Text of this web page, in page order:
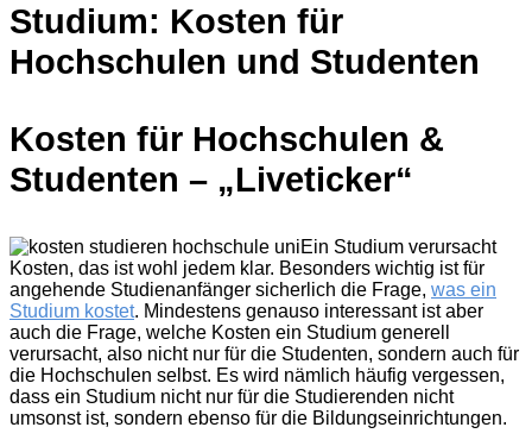
Studium: Kosten für
Hochschulen und Studenten
Kosten für Hochschulen &
Studenten – „Liveticker“
Ein Studium verursacht
Kosten, das ist wohl jedem klar. Besonders wichtig ist für
angehende Studienanfänger sicherlich die Frage, was ein
Studium kostet. Mindestens genauso interessant ist aber
auch die Frage, welche Kosten ein Studium generell
verursacht, also nicht nur für die Studenten, sondern auch für
die Hochschulen selbst. Es wird nämlich häufig vergessen,
dass ein Studium nicht nur für die Studierenden nicht
umsonst ist, sondern ebenso für die Bildungseinrichtungen.